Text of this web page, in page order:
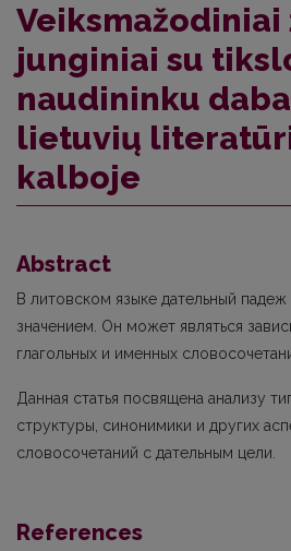
Veiksmažodiniai
junginiai su
naudininku
lietuvių
kalboje
Abstract
В литовском языке дательный
значением. Он может являться
глагольных и именных
Данная статья посвящена анализу
структуры, синонимики и других
словосочетаний с дательным цели.
References